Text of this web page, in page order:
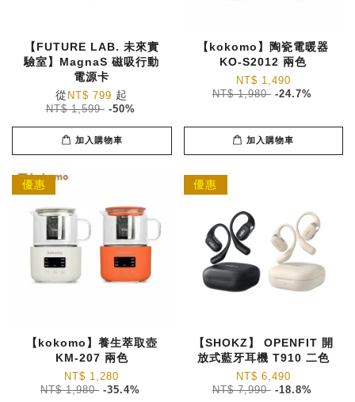
【FUTURE LAB. 未來實
驗室】MagnaS 磁吸行動
電源卡
從 NT$ 799 起
NT$ 1,599 -50%
加入購物車
【kokomo】陶瓷電暖器
KO-S2012 兩色
NT$ 1,490
NT$ 1,980 -24.7%
加入購物車
優惠
【kokomo】養生萃取壺
KM-207 兩色
NT$ 1,280
NT$ 1,980 -35.4%
優惠
【SHOKZ】 OPENFIT 開
放式藍牙耳機 T910 二色
NT$ 6,490
NT$ 7,990 -18.8%